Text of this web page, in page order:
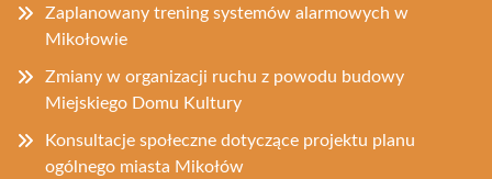
Zaplanowany trening systemów alarmowych w
Mikołowie
Zmiany w organizacji ruchu z powodu budowy
Miejskiego Domu Kultury
Konsultacje społeczne dotyczące projektu planu
ogólnego miasta Mikołów